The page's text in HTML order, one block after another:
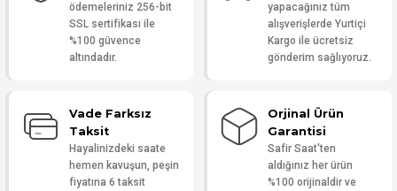
ödemeleriniz 256-bit
SSL sertifikası ile
%100 güvence
altındadır.
yapacağınız tüm
alışverişlerde Yurtiçi
Kargo ile ücretsiz
gönderim sağlıyoruz.
Vade Farksız
Taksit
Hayalinizdeki saate
hemen kavuşun, peşin
fiyatına 6 taksit
Orjinal Ürün
Garantisi
Safir Saat'ten
aldığınız her ürün
%100 orijinaldir ve